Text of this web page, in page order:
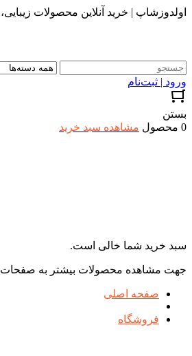
اولدوزشاپ | خرید آنلاین محصولات
ورود | ثبت‌نام
بستن
0 محصول
مشاهده سبد خرید
سبد خرید شما خالی است.
جهت مشاهده محصولات بیشتر به صفحات
صفحه اصلی
فروشگاه